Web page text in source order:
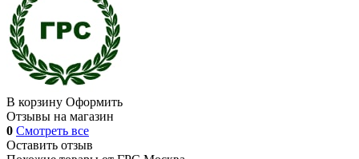
В корзину Оформить
Отзывы на магазин
0 Смотреть все
Оставить отзыв